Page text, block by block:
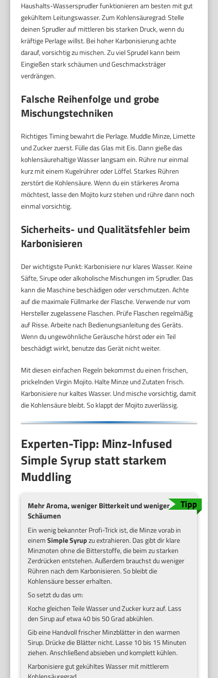
Haushalts-Wassersprudler funktionieren am besten mit gut
gekühltem Leitungswasser. Zum Kohlensäuregrad: Stelle
deinen Sprudler auf mittleren bis starken Druck, wenn du
kräftige Perlage willst. Bei hoher Karbonisierung achte
darauf, vorsichtig zu mischen. Zu viel Sprudel kann beim
Eingießen stark schäumen und Geschmacksträger
verdrängen.
Falsche Reihenfolge und grobe
Mischungstechniken
Richtiges Timing bewahrt die Perlage. Muddle Minze, Limette
und Zucker zuerst. Fülle das Glas mit Eis. Dann gieße das
kohlensäurehaltige Wasser langsam ein. Rühre nur einmal
kurz mit einem Kugelrührer oder Löffel. Starkes Rühren
zerstört die Kohlensäure. Wenn du ein stärkeres Aroma
möchtest, lasse den Mojito kurz stehen und rühre dann noch
einmal vorsichtig.
Sicherheits- und Qualitätsfehler beim
Karbonisieren
Der wichtigste Punkt: Karbonisiere nur klares Wasser. Keine
Säfte, Sirupe oder alkoholische Mischungen im Sprudler. Das
kann die Maschine beschädigen oder verschmutzen. Achte
auf die maximale Füllmarke der Flasche. Verwende nur vom
Hersteller zugelassene Flaschen. Prüfe Flaschen regelmäßig
auf Risse. Arbeite nach Bedienungsanleitung des Geräts.
Wenn du ungewöhnliche Geräusche hörst oder ein Teil
beschädigt wirkt, benutze das Gerät nicht weiter.
Mit diesen einfachen Regeln bekommst du einen frischen,
prickelnden Virgin Mojito. Halte Minze und Zutaten frisch.
Karbonisiere nur kaltes Wasser. Und mische vorsichtig, damit
die Kohlensäure bleibt. So klappt der Mojito zuverlässig.
Experten-Tipp: Minz-Infused
Simple Syrup statt starkem
Muddling
Mehr Aroma, weniger Bitterkeit und weniger
Schäumen
Ein wenig bekannter Profi-Trick ist, die Minze vorab in
einemSimple Syrupzu extrahieren. Das gibt dir klare
Minznoten ohne die Bitterstoffe, die beim zu starken
Zerdrücken entstehen. Außerdem brauchst du weniger
Rühren nach dem Karbonisieren. So bleibt die
Kohlensäure besser erhalten.
So setzt du das um:
Koche gleichen Teile Wasser und Zucker kurz auf. Lass
den Sirup auf etwa 40 bis 50 Grad abkühlen.
Gib eine Handvoll frischer Minzblätter in den warmen
Sirup. Drücke die Blätter nicht. Lasse 10 bis 15 Minuten
ziehen. Anschließend absieben und komplett kühlen.
Karbonisiere gut gekühltes Wasser mit mittlerem